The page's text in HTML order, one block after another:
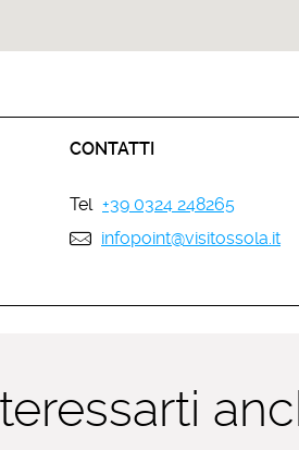
CONTATTI
Tel +39 0324 248265
infopoint@visitossola.it